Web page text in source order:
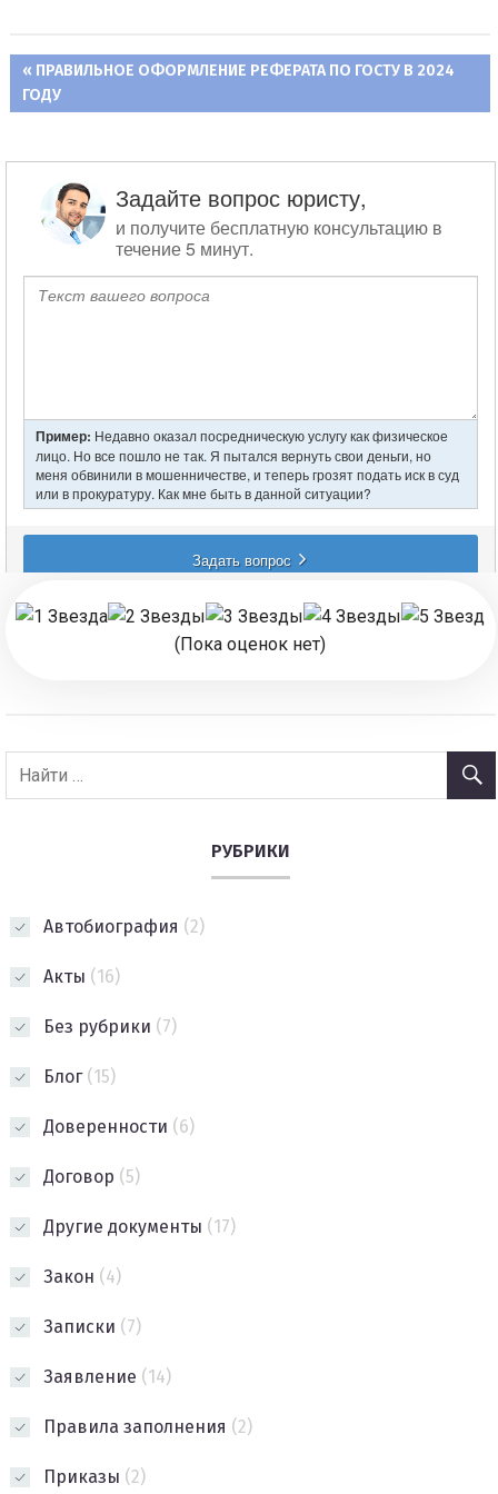
Навигация
записям
ПРЕДЫДУЩАЯ
ЗАПИСЬ:
ПРАВИЛЬНОЕ ОФОРМЛЕНИЕ РЕФЕРАТА ПО ГОСТУ В 2024
ГОДУ
(Пока оценок нет)
РУБРИКИ
Автобиография (2)
Акты (16)
Без рубрики (7)
Блог(15)
Доверенности (6)
Договор (5)
Другие документы (17)
Закон (4)
Записки (7)
Заявление (14)
Правила заполнения (2)
Приказы (2)